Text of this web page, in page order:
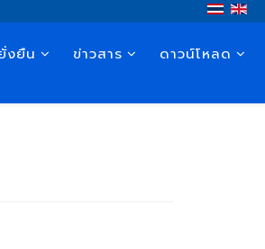
งยืน ข่าวสาร ดาวน์โหลด